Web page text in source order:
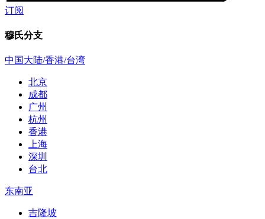
订阅
穆氏分支
中国大陆/香港/台湾
北京
成都
广州
杭州
香港
上海
深圳
台北
东南亚
吉隆坡